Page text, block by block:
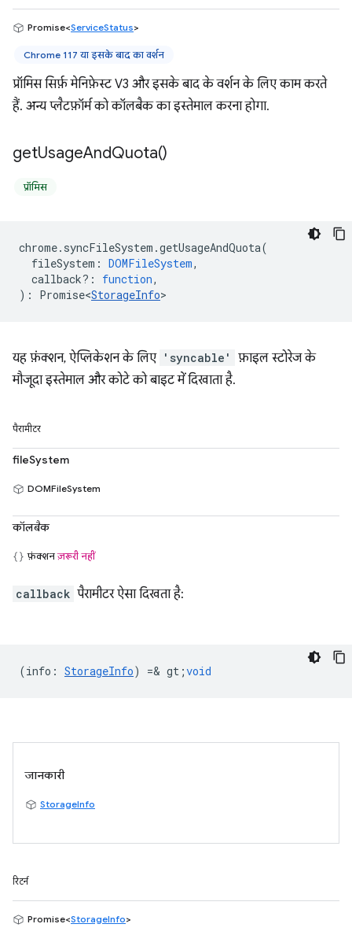
Promise<ServiceStatus>
Chrome 117 या इसके बाद का वर्शन
प्रॉमिस सिर्फ़ मेनिफ़ेस्ट V3 और इसके बाद के वर्शन के लिए काम करते
हैं. अन्य प्लैटफ़ॉर्म को कॉलबैक का इस्तेमाल करना होगा.
getUsageAndQuota()
प्रॉमिस
chrome. syncFileSystem .getUsageAndQuota(
fileSystem : DOMFileSystem,
callback? : function,
) : Promise<StorageInfo>
यह फ़ंक्शन, ऐप्लिकेशन के लिए 'syncable'
फ़ाइल स्टोरेज के
मौजूदा इस्तेमाल और कोटे को बाइट में दिखाता है.
पैरामीटर
fileSystem
DOMFileSystem
कॉलबैक
फ़ंक्शनज़रूरी नहीं
callback पैरामीटर ऐसा दिखता है:
(info : StorageInfo) =& gt;void
जानकारी
StorageInfo
रिटर्न
Promise<StorageInfo>